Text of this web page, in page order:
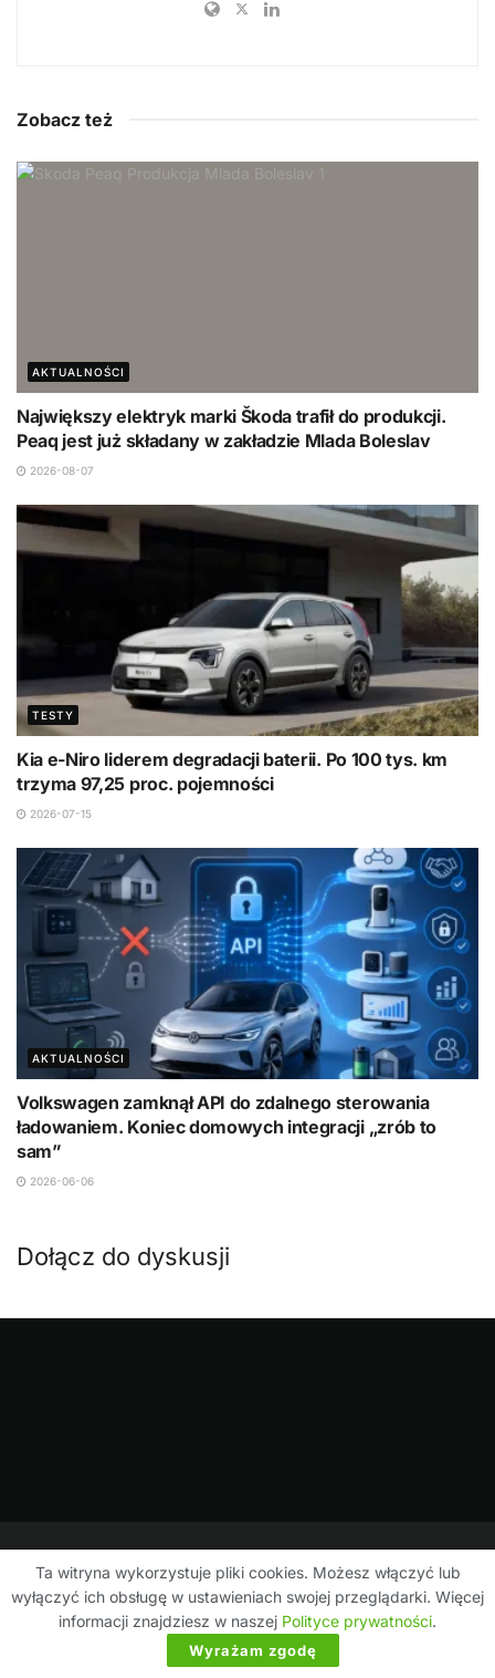
Zobacz też
AKTUALNOŚCI
Największy elektryk marki Škoda trafił do produkcji.
Peaq jest już składany w zakładzie Mlada Boleslav
2026-08-07
TESTY
Kia e-Niro liderem degradacji baterii. Po 100 tys. km
trzyma 97,25 proc. pojemności
2026-07-15
AKTUALNOŚCI
Volkswagen zamknął API do zdalnego sterowania
ładowaniem. Koniec domowych integracji „zrób to
sam”
2026-06-06
Dołącz do dyskusji
Polityka prywatności Kontakt i współpraca
Ta witryna wykorzystuje pliki cookies. Możesz włączyć lub
wyłączyć ich obsługę w ustawieniach swojej przeglądarki. Więcej
informacji znajdziesz w naszej Polityce prywatności.
Wyrażam zgodę